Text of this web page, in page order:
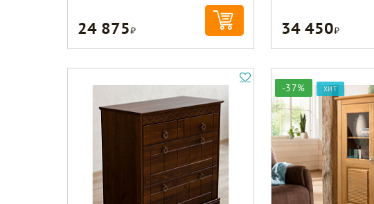
24 875Р 34 450Р
-37% ХИТ